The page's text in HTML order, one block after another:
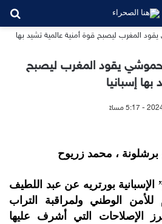
حموشي يقود المغرب ليصبح
إسبانيا
، محمد زريوح
بورتريه عن عبد اللطيف
الوطني ولمراقبة التراب
الإصلاحات التي أشرف عليها